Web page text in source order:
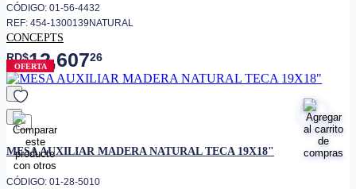
CÓDIGO: 01-56-4432
REF: 454-1300139NATURAL
CONCEPTS
RD$12,60726
OFERTA
favorito
MESA AUXILIAR MADERA NATURAL TECA 19X18"
CÓDIGO: 01-28-5010